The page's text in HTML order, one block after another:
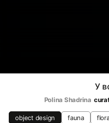
У
Polina Shadrina
object design fauna